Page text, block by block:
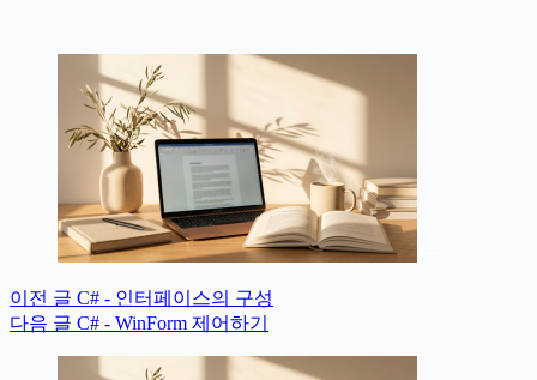
이전 글 C# - 인터페이스의 구성
다음 글 C# - WinForm 제어하기